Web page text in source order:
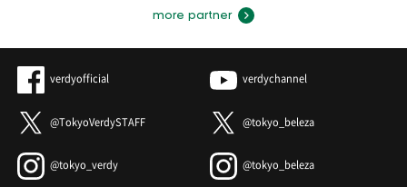
more partner
verdyofficial verdychannel
@TokyoVerdySTAFF @tokyo_beleza
@tokyo_verdy @tokyo_beleza